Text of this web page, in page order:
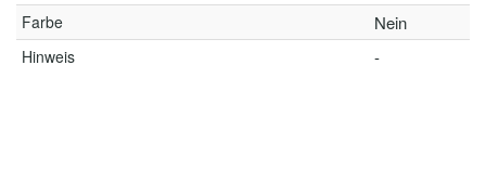
Farbe Nein
Hinweis -